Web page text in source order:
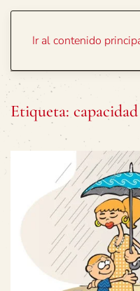
Ir al contenido
Etiqueta: